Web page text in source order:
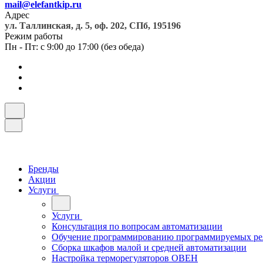
mail@elefantkip.ru
Адрес
ул. Таллинская, д. 5, оф. 202, СПб, 195196
Режим работы
Пн - Пт: с 9:00 до 17:00 (без обеда)
Бренды
Акции
Услуги
Услуги
Консультация по вопросам автоматизации
Обучение программированию программируемых
Сборка шкафов малой и средней автоматизации
Настройка терморегуляторов ОВЕН